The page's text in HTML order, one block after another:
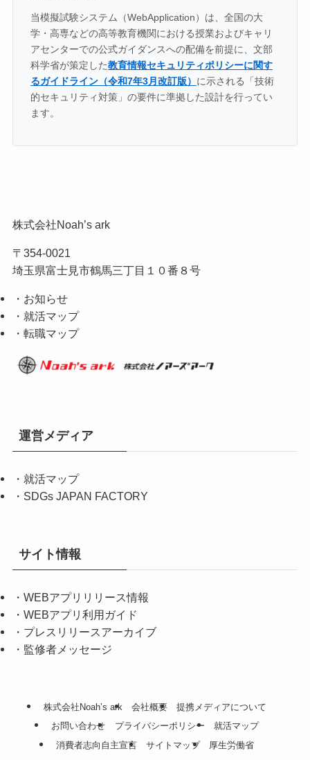
当模擬試験システム（WebApplication）は、全国の大
学・高専などの高等教育機関における授業およびキャリ
アセンターでの公式ガイダンスへの配備を前提に、文部
科学省が策定した教育情報セキュリティポリシーに関す
るガイドライン（令和7年3月改訂版） に示される「技術
的セキュリティ対策」の要件に準拠した設計を行ってい
ます。
株式会社Noah’s ark
〒354-0021
埼玉県富士見市鶴馬三丁目１０番８号
・お知らせ
・就活マップ
・転職マップ
運営メディア
・ 就活マップ
・ SDGs JAPAN FACTORY
サイト情報
・ WEBアプリリリース情報
・ WEBアプリ利用ガイド
・ プレスリリースアーカイブ
・ 監修者メッセージ
株式会社Noah’s ark 会社概要
提携メディアについて
お問い合わせ
プライバシーポリシー
就活マップ
消費者志向自主宣言
サイトマップ 厚生労働省